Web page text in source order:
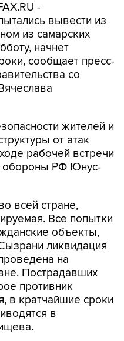
-
вывести из
из самарских
начнет
сообщает пресс-
со
жителей и
от атак
рабочей встречи
обороны РФ Юнус-
всей стране,
Все попытки
объекты,
ликвидация
на
Пострадавших
противник
в кратчайшие сроки
в